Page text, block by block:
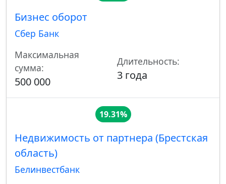
Бизнес оборот
Сбер Банк
Максимальная
сумма:
500 000
Длительность:
3 года
19.31%
Недвижимость от партнера (Брестская
область)
Белинвестбанк